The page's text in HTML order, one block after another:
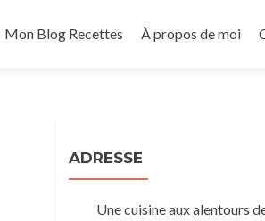
Mon Blog Recettes À propos de moi
ADRESSE
Une cuisine aux alentours